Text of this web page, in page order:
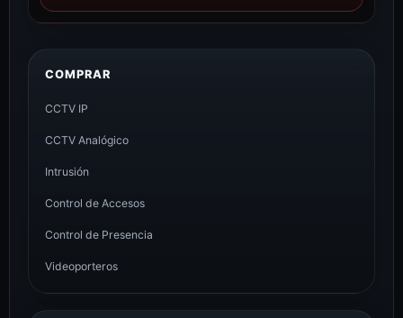
COMPRAR
CCTV IP
CCTV Analógico
Intrusión
Control de Accesos
Control de Presencia
Videoporteros